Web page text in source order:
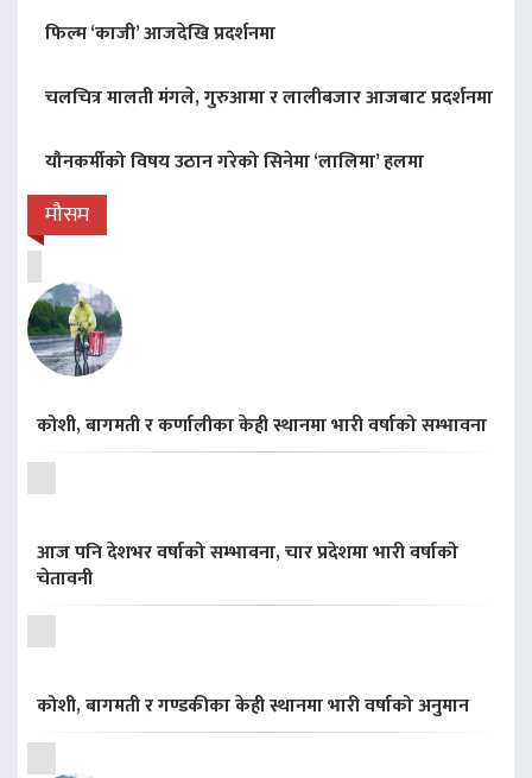
फिल्म ‘काजी’ आजदेखि प्रदर्शनमा
चलचित्र मालती मंगले, गुरुआमा र लालीबजार आजबाट प्रदर्शनमा
यौनकर्मीको विषय उठान गरेको सिनेमा ‘लालिमा’ हलमा
मौसम
कोशी, बागमती र कर्णालीका केही स्थानमा भारी वर्षाको सम्भावना
आज पनि देशभर वर्षाको सम्भावना, चार प्रदेशमा भारी वर्षाको
चेतावनी
कोशी, बागमती र गण्डकीका केही स्थानमा भारी वर्षाको अनुमान